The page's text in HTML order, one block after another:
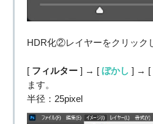
HDR化②レイヤーをクリック
[ フィルター] → [ ぼかし ] → [
ます。
半径：25pixel